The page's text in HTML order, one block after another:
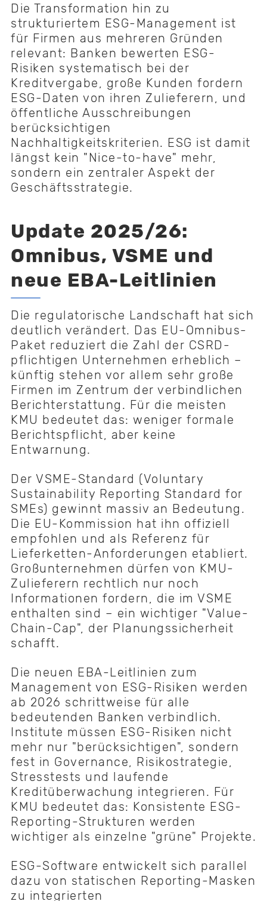
Die Transformation hin zu
strukturiertem ESG-Management ist
für Firmen aus mehreren Gründen
relevant: Banken bewerten ESG-
Risiken systematisch bei der
Kreditvergabe, große Kunden fordern
ESG-Daten von ihren Zulieferern, und
öffentliche Ausschreibungen
berücksichtigen
Nachhaltigkeitskriterien. ESG ist damit
längst kein "Nice-to-have" mehr,
sondern ein zentraler Aspekt der
Geschäftsstrategie.
Update 2025/26:
Omnibus, VSME und
neue EBA-Leitlinien
Die regulatorische Landschaft hat sich
deutlich verändert. Das EU-Omnibus-
Paket reduziert die Zahl der CSRD-
pflichtigen Unternehmen erheblich –
künftig stehen vor allem sehr große
Firmen im Zentrum der verbindlichen
Berichterstattung. Für die meisten
KMU bedeutet das: weniger formale
Berichtspflicht, aber keine
Entwarnung.
Der VSME-Standard (Voluntary
Sustainability Reporting Standard for
SMEs) gewinnt massiv an Bedeutung.
Die EU-Kommission hat ihn offiziell
empfohlen und als Referenz für
Lieferketten-Anforderungen etabliert.
Großunternehmen dürfen von KMU-
Zulieferern rechtlich nur noch
Informationen fordern, die im VSME
enthalten sind – ein wichtiger "Value-
Chain-Cap", der Planungssicherheit
schafft.
Die neuen EBA-Leitlinien zum
Management von ESG-Risiken werden
ab 2026 schrittweise für alle
bedeutenden Banken verbindlich.
Institute müssen ESG-Risiken nicht
mehr nur "berücksichtigen", sondern
fest in Governance, Risikostrategie,
Stresstests und laufende
Kreditüberwachung integrieren. Für
KMU bedeutet das: Konsistente ESG-
Reporting-Strukturen werden
wichtiger als einzelne "grüne" Projekte.
ESG-Software entwickelt sich parallel
dazu von statischen Reporting-Masken
zu integrierten